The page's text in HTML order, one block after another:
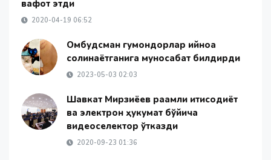
вафот этди
2020-04-19 06:52
Омбудсман гумондорлар қийноққа
солинаётганига муносабат билдирди
2023-05-03 02:03
Шавкат Мирзиёев рақамли иқтисодиёт
ва электрон ҳукумат бўйича
видеоселектор ўтказди
2020-09-23 01:36